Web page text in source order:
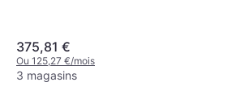
375,81 €
Ou 125,27 €/mois
3 magasins